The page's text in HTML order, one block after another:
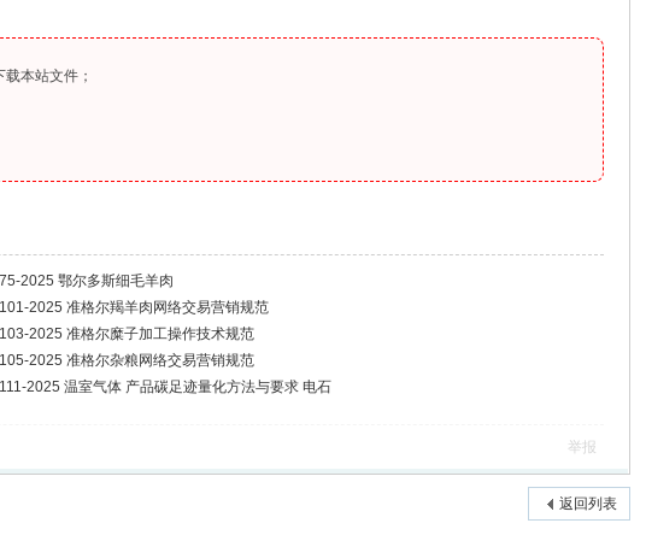
本站文件；
2025 鄂尔多斯细毛羊肉
2025 准格尔羯羊肉网络交易营销规范
2025 准格尔糜子加工操作技术规范
2025 准格尔杂粮网络交易营销规范
2025 温室气体 产品碳足迹量化方法与要求 电石
举报
返回列表